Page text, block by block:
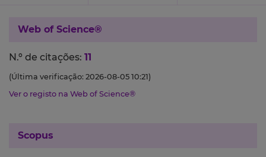
Web of Science®
N.º de citações: 11
(Última verificação: 2026-08-05 10:21)
Ver o registo na Web of Science®
Scopus